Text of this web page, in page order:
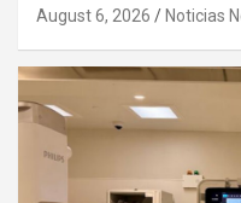
August 6, 2026 Noticias